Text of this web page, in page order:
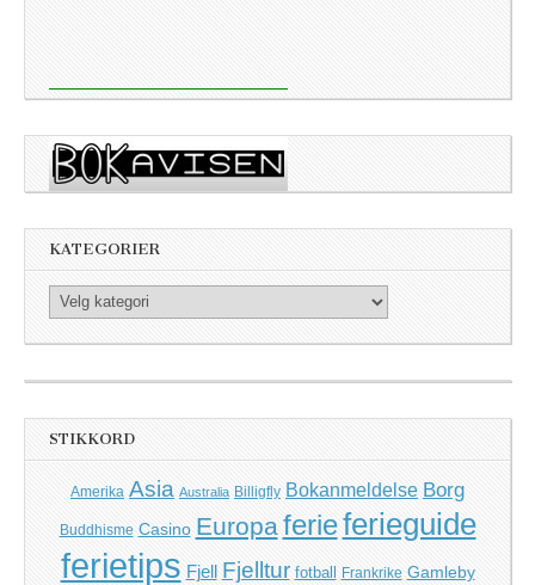
KATEGORIER
Kategorier
STIKKORD
Amerika Asia Australia Billigfly Bokanmeldelse Borg
Buddhisme Casino Europaferieferieguide
ferietips Fjell Fjelltur fotball Frankrike Gamleby